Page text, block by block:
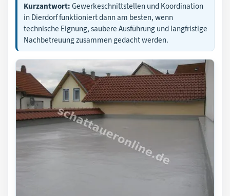
Kurzantwort: Gewerkeschnittstellen und Koordination
in Dierdorf funktioniert dann am besten, wenn
technische Eignung, saubere Ausführung und langfristige
Nachbetreuung zusammen gedacht werden.